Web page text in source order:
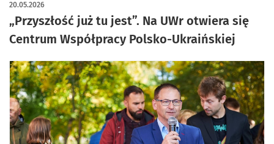
„Przyszłość już tu jest”. Na UWr otwiera się
Centrum Współpracy Polsko-Ukraińskiej
20.05.2026